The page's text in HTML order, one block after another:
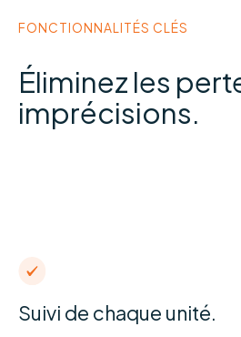
FONCTIONNALITÉS CLÉS
Éliminez les
imprécisions.
Suivi de chaque unité.